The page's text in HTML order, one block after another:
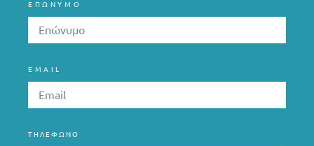
ΕΠΩΝΥΜΟ
EMAIL
ΤΗΛΈΦΩΝΟ